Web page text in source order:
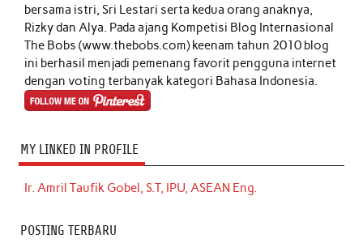
bersama istri, Sri Lestari serta kedua orang anaknya,
Rizky dan Alya. Pada ajang Kompetisi Blog Internasional
The Bobs (www.thebobs.com) keenam tahun 2010 blog
ini berhasil menjadi pemenang favorit pengguna internet
dengan voting terbanyak kategori Bahasa Indonesia.
MY LINKED IN PROFILE
Ir. Amril Taufik Gobel, S.T, IPU, ASEAN Eng.
POSTING TERBARU